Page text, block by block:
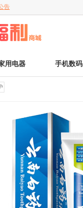
票的公告
品售后服务标准的通知
用电器 手机数码